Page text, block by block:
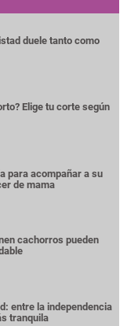
duele tanto como
Elige tu corte según
para acompañar a su
de mama
cachorros pueden
entre la independencia
tranquila